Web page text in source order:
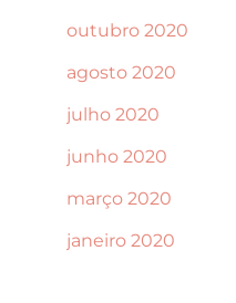
outubro 2020
agosto 2020
julho 2020
junho 2020
março 2020
janeiro 2020